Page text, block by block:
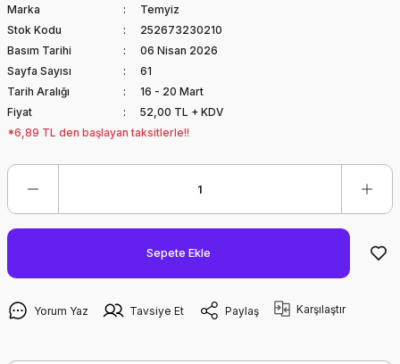
Marka
Temyiz
Stok Kodu
252673230210
Basım Tarihi
06 Nisan 2026
Sayfa Sayısı
61
Tarih Aralığı
16 - 20 Mart
Fiyat
52,00 TL + KDV
*6,89 TL den başlayan taksitlerle!!
Sepete Ekle
Yorum Yaz Tavsiye Et Paylaş Karşılaştır